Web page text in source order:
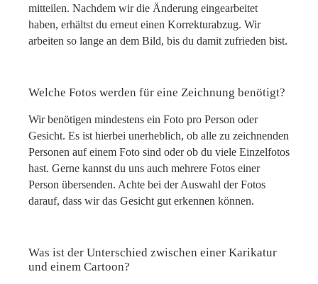
mitteilen. Nachdem wir die Änderung eingearbeitet
haben, erhältst du erneut einen Korrekturabzug. Wir
arbeiten so lange an dem Bild, bis du damit zufrieden bist.
Welche Fotos werden für eine Zeichnung benötigt?
Wir benötigen mindestens ein Foto pro Person oder
Gesicht. Es ist hierbei unerheblich, ob alle zu zeichnenden
Personen auf einem Foto sind oder ob du viele Einzelfotos
hast. Gerne kannst du uns auch mehrere Fotos einer
Person übersenden. Achte bei der Auswahl der Fotos
darauf, dass wir das Gesicht gut erkennen können.
Was ist der Unterschied zwischen einer Karikatur
und einem Cartoon?